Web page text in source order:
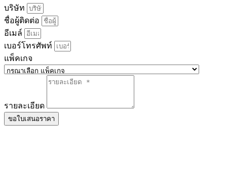
บริษัท
ชื่อผู้ติดต่อ
อีเมล์
เบอร์โทรศัพท์
แพ็คเกจ
รายละเอียด
ขอใบเสนอราคา